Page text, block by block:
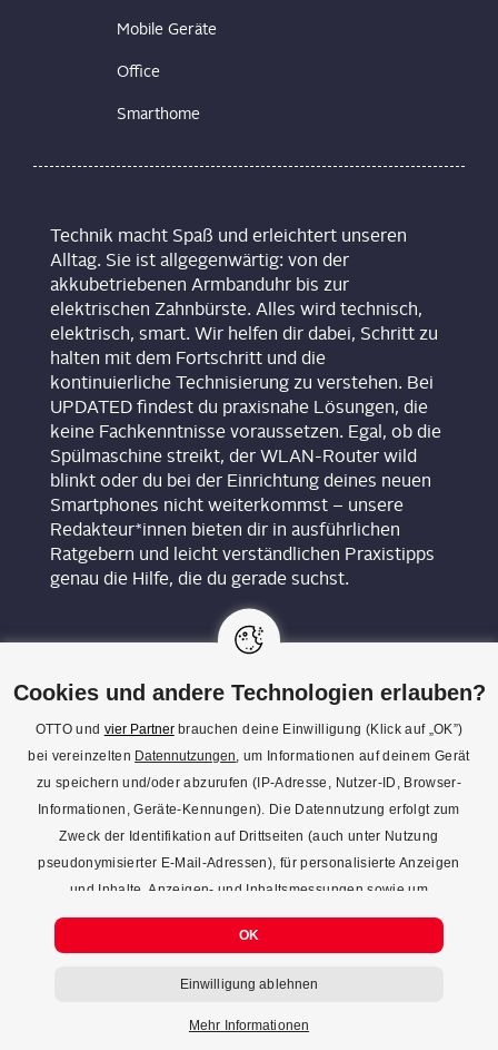
Mobile Geräte
Office
Smarthome
Technik macht Spaß und erleichtert unseren
Alltag. Sie ist allgegenwärtig: von der
akkubetriebenen Armbanduhr bis zur
elektrischen Zahnbürste. Alles wird technisch,
elektrisch, smart. Wir helfen dir dabei, Schritt zu
halten mit dem Fortschritt und die
kontinuierliche Technisierung zu verstehen. Bei
UPDATED findest du praxisnahe Lösungen, die
keine Fachkenntnisse voraussetzen. Egal, ob die
Spülmaschine streikt, der WLAN-Router wild
blinkt oder du bei der Einrichtung deines neuen
Smartphones nicht weiterkommst – unsere
Redakteur*innen bieten dir in ausführlichen
Ratgebern und leicht verständlichen Praxistipps
genau die Hilfe, die du gerade suchst.
KON­TAKT
REDAK­TI­ON
IMPRES­SUM
DATENSCHUTZ
COOKIE-EINSTELLUNGEN
Cookies und andere Technologien erlauben?
OTTO und vier Partnerbrauchen deine Einwilligung (Klick auf „OK”)
bei vereinzelten Datennutzungen, um Informationen auf deinem Gerät
zu speichern und/oder abzurufen (IP-Adresse, Nutzer-ID, Browser-
Informationen, Geräte-Kennungen). Die Datennutzung erfolgt zum
Zweck der Identifikation auf Drittseiten (auch unter Nutzung
pseudonymisierter E-Mail-Adressen), für personalisierte Anzeigen
und Inhalte, Anzeigen- und Inhaltsmessungen sowie um
Erkenntnisse über Zielgruppen und Produktentwicklungen zu
gewinnen. Mehr Infos zur Einwilligung (inkl. Widerrufsmöglichkeit)
jederzeit ablehnen.
OK
Einwilligung ablehnen
Mehr Informationen